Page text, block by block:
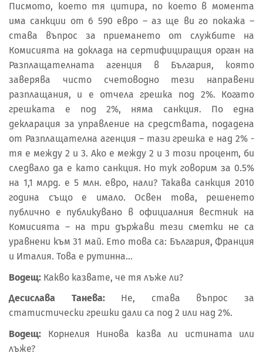
Писмото, което тя цитира, по което в момента
има санкции от 6 590 евро – аз ще ви го покажа –
става въпрос за приемането от службите на
Комисията на доклада на сертифициращия орган на
Разплащателната агенция в България, която
заверява чисто счетоводно тези направени
разплащания, и е отчела грешка под 2%. Когато
грешката е под 2%, няма санкция. По една
декларация за управление на средствата, подадена
от Разплащателна агенция – тази грешка е над 2% -
тя е между 2 и 3. Ако е между 2 и 3 този процент, би
следвало да е като санкция. Но тук говорим за 0.5%
на 1,1 млрд. е 5 млн. евро, нали? Такава санкция 2010
година също е имало. Освен това, решенето
публично е публикувано в официалния вестник на
Комисията – на три държави тези сметки не са
уравнени към 31 май. Ето това са: България, Франция
и Италия. Това е рутинна…
Водещ: Какво казвате, че тя лъже ли?
Десислава Танева:Не, става въпрос за
статистически грешки дали са под 2 или над 2%.
Водещ: Корнелия Нинова казва ли истината или
лъже?